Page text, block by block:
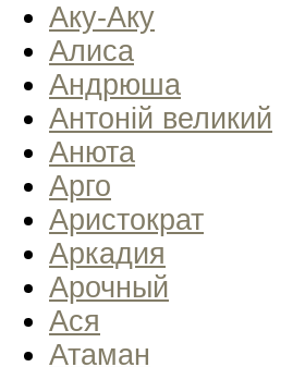
Аку-Аку
Алиса
Андрюша
Антоній великий
Анюта
Арго
Аристократ
Аркадия
Арочный
Ася
Атаман